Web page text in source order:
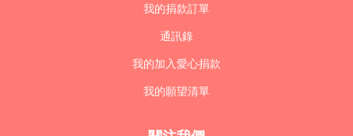
我的捐款訂單
通訊錄
我的加入愛心捐款
我的願望清單